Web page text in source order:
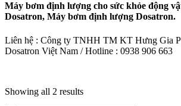
Máy bơm định lượng cho sức khỏe động
Dosatron, Máy bơm định lượng Dosatron.
Liên hệ : Công ty TNHH TM KT Hưng Gia
Dosatron Việt Nam / Hotline : 0938 906 663
Showing all 2 results